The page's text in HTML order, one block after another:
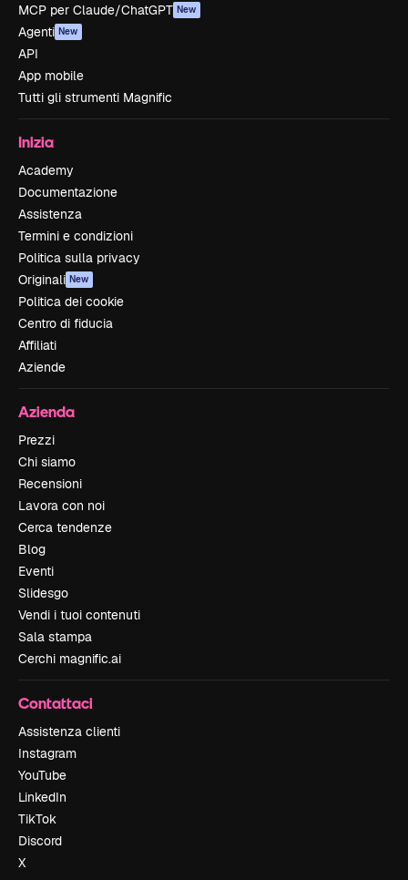
MCP per Claude/ChatGPT New
Agenti New
API
App mobile
Tutti gli strumenti Magnific
Inizia
Academy
Documentazione
Assistenza
Termini e condizioni
Politica sulla privacy
Originali New
Politica dei cookie
Centro di fiducia
Affiliati
Aziende
Azienda
Prezzi
Chi siamo
Recensioni
Lavora con noi
Cerca tendenze
Blog
Eventi
Slidesgo
Vendi i tuoi contenuti
Sala stampa
Cerchi magnific.ai
Contattaci
Assistenza clienti
Instagram
YouTube
LinkedIn
TikTok
Discord
X